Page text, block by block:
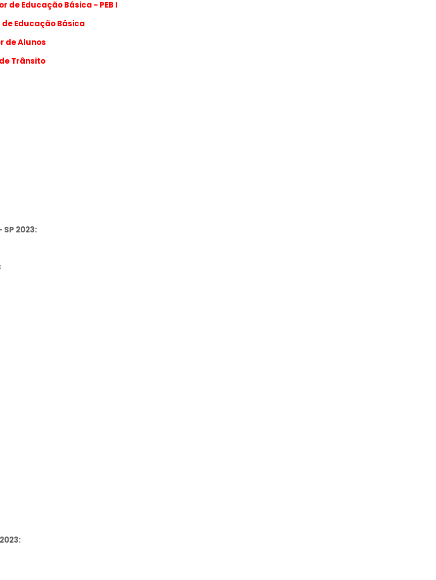
de Educação Básica - PEB I
Educação Básica
de Alunos
Trânsito
2023: